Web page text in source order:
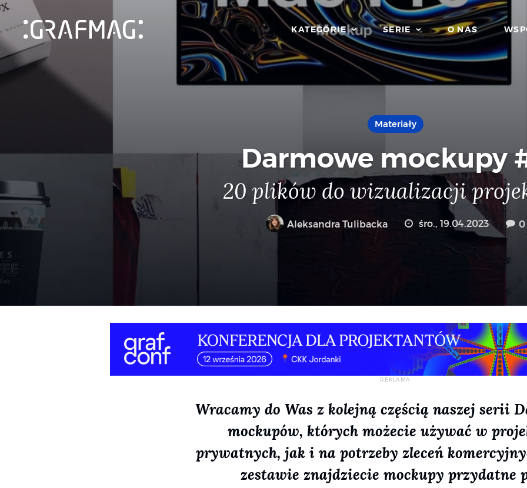
KATEGORIE SERIE O NAS
Materiały
Darmowe mockupy
20 plików do wizualizacji
Aleksandra Tulibacka śro., 19.04.2023 0
Wracamy do Was z kolejną częścią naszej serii
mockupów, których możecie używać w
prywatnych, jak i na potrzeby zleceń
zestawie znajdziecie mockupy przydatne